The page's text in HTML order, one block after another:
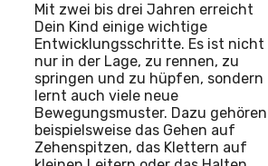
Mit zwei bis drei Jahren erreicht
Dein Kind einige wichtige
Entwicklungsschritte. Es ist nicht
nur in der Lage, zu rennen, zu
springen und zu hüpfen, sondern
lernt auch viele neue
Bewegungsmuster. Dazu gehören
beispielsweise das Gehen auf
Zehenspitzen, das Klettern auf